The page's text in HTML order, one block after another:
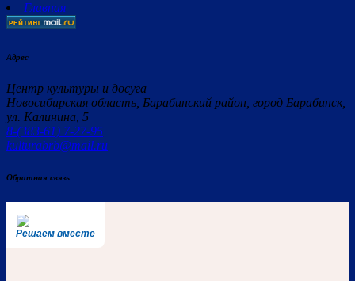
Главная
Адрес
Центр культуры и досуга
Новосибирская область, Барабинский район, город Барабинск,
ул. Калинина, 5
8-(383-61) 7-27-95
kulturabrb@mail.ru
Обратная связь
Решаем вместе